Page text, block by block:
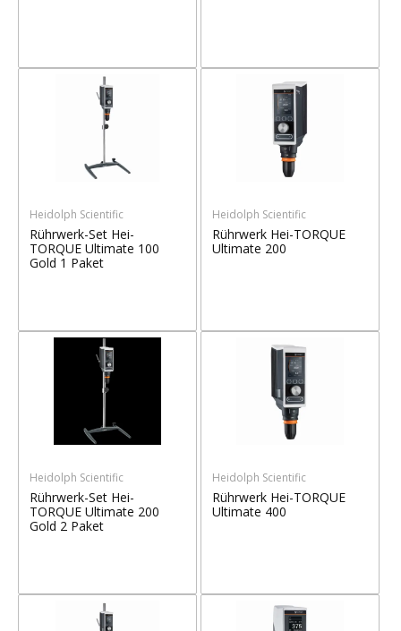
Heidolph Scientific
Rührwerk-Set Hei-
TORQUE Ultimate 100
Gold 1 Paket
Heidolph Scientific
Rührwerk Hei-TORQUE
Ultimate 200
Heidolph Scientific
Rührwerk-Set Hei-
TORQUE Ultimate 200
Gold 2 Paket
Heidolph Scientific
Rührwerk Hei-TORQUE
Ultimate 400